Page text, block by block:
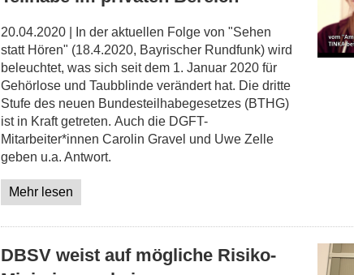
20.04.2020 | In der aktuellen Folge von "Sehen
statt Hören" (18.4.2020, Bayrischer Rundfunk) wird
beleuchtet, was sich seit dem 1. Januar 2020 für
Gehörlose und Taubblinde verändert hat. Die dritte
Stufe des neuen Bundesteilhabegesetzes (BTHG)
ist in Kraft getreten. Auch die DGFT-
Mitarbeiter*innen Carolin Gravel und Uwe Zelle
geben u.a. Antwort.
Mehr lesen
DBSV weist auf mögliche Risiko-